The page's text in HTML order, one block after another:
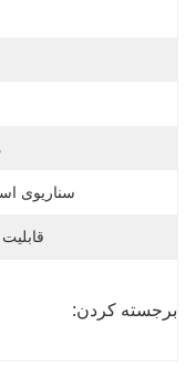
سناریوی
قابلیت
برجسته کردن: